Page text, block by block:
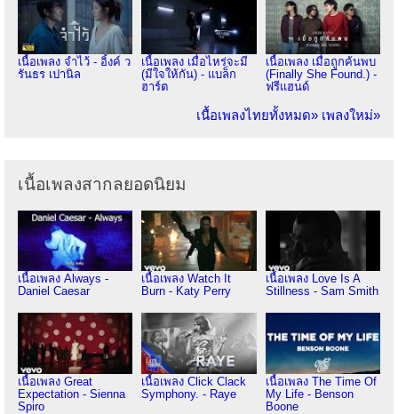
เนื้อเพลง จำไว้ - อิ้งค์ ว
รันธร เปานิล
เนื้อเพลง เมื่อไหร่จะมี
(มีใจให้กัน) - แบล็ก
ฮาร์ต
เนื้อเพลง เมื่อถูกค้นพบ
(Finally She Found.) -
ฟรีแฮนด์
เนื้อเพลงไทยทั้งหมด» เพลงใหม่»
เนื้อเพลงสากลยอดนิยม
เนื้อเพลง Always -
Daniel Caesar
เนื้อเพลง Watch It
Burn - Katy Perry
เนื้อเพลง Love Is A
Stillness - Sam Smith
เนื้อเพลง Great
Expectation - Sienna
Spiro
เนื้อเพลง Click Clack
Symphony. - Raye
เนื้อเพลง The Time Of
My Life - Benson
Boone